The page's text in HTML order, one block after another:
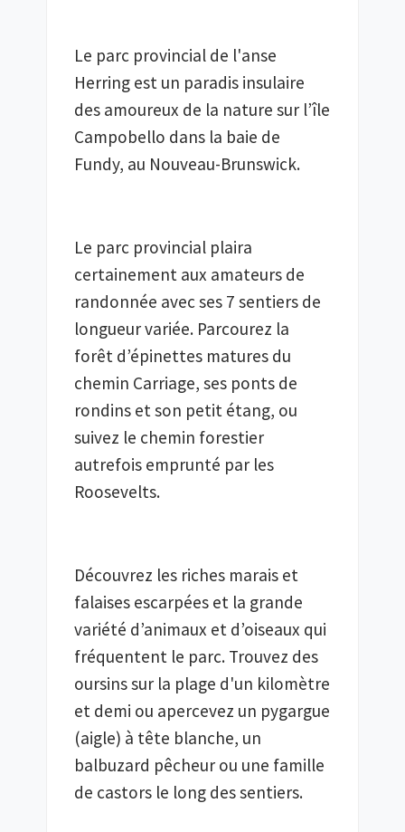
Le parc provincial de l'anse
Herring est un paradis insulaire
des amoureux de la nature sur l’île
Campobello dans la baie de
Fundy, au Nouveau-Brunswick.
Le parc provincial plaira
certainement aux amateurs de
randonnée avec ses 7 sentiers de
longueur variée. Parcourez la
forêt d’épinettes matures du
chemin Carriage, ses ponts de
rondins et son petit étang, ou
suivez le chemin forestier
autrefois emprunté par les
Roosevelts.
Découvrez les riches marais et
falaises escarpées et la grande
variété d’animaux et d’oiseaux qui
fréquentent le parc. Trouvez des
oursins sur la plage d'un kilomètre
et demi ou apercevez un pygargue
(aigle) à tête blanche, un
balbuzard pêcheur ou une famille
de castors le long des sentiers.